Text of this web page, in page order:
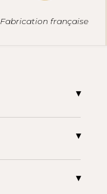
Fabrication française